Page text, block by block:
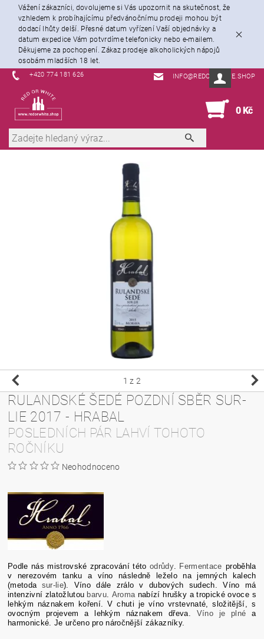
Vážení zákazníci, dovolujeme si Vás upozornit na skutečnost, že
vzhledem k probíhajícímu předvánočnímu prodeji mohou být
dodací lhůty delší. Přesné datum vyřízení Vaší objednávky a
datum expedice Vám potvrdíme telefonicky nebo e-mailem.
Děkujeme za pochopení. Zákaz prodeje alkoholických nápojů
osobám mladších 18 let.
+420 774 181 626 INFO@REDORWHITE.SHOP
0 Kč
1 z 2
RULANDSKÉ ŠEDÉ POZDNÍ SBĚR SUR-
LIE 2017 - HRABAL
POSLEDNÍCH PÁR LAHVÍ TOHOTO
ROČNÍKU
Neohodnoceno
Podle nás mistrovské zpracování této odrůdy. Fermentace proběhla
v nerezovém tanku a víno následně leželo na jemných kalech
(metoda sur-lie). Víno dále zrálo v dubových sudech. Víno má
intenzivní zlatožlutou barvu. Aromanabízí hrušky a tropické ovoce s
lehkým náznakem koření. V chuti je víno vrstevnaté, složitější, s
ovocným projevem a lehkým náznakem dřeva. Víno je plné a
harmonické. Je určeno pro náročnější zákazníky.